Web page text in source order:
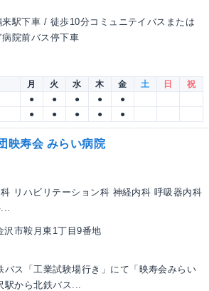
駅下車 / 徒歩10分コミュニテイバスまたは
院前バス停下車
月 火 水 木 金 土 日
祝
● ● ● ●
●
● ● ● ● ●
映寿会 みらい病院
リハビリテーション科 神経内科 呼吸器内科
沢市鞍月東1丁目9番地
バス「工業試験場行き」にて「映寿会みらい
から北鉄バス...